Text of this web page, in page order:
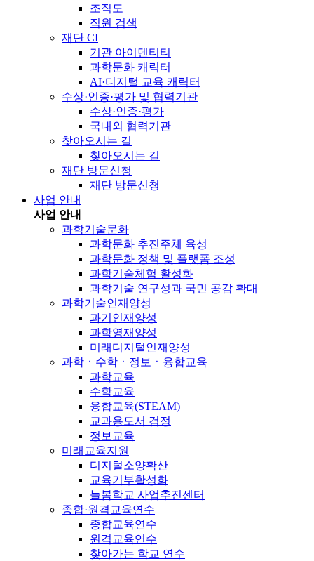
조직도
직원 검색
재단 CI
기관 아이덴티티
과학문화 캐릭터
AI·디지털 교육 캐릭터
수상·인증·평가 및 협력기관
수상·인증·평가
국내외 협력기관
찾아오시는 길
찾아오시는 길
재단 방문신청
재단 방문신청
사업 안내
사업 안내
과학기술문화
과학문화 추진주체 육성
과학문화 정책 및 플랫폼 조성
과학기술체험 활성화
과학기술 연구성과 국민 공감 확대
과학기술인재양성
과기인재양성
과학영재양성
미래디지털인재양성
과학ㆍ수학ㆍ정보ㆍ융합교육
과학교육
수학교육
융합교육(STEAM)
교과용도서 검정
정보교육
미래교육지원
디지털소양확산
교육기부활성화
늘봄학교 사업추진센터
종합·원격교육연수
종합교육연수
원격교육연수
찾아가는 학교 연수